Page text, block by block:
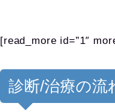
[read_more id=”1″
診断/治療の流